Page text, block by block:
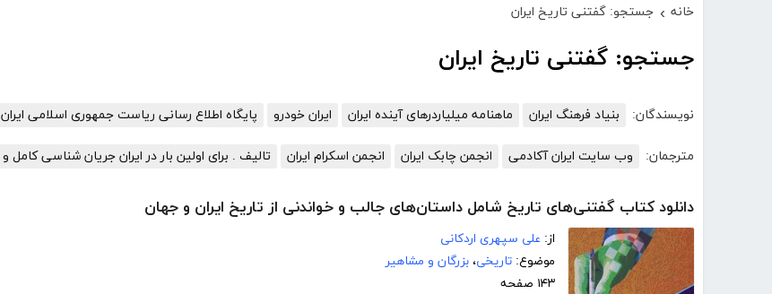
خانه › جستجو: گفتنی تاریخ ایران
جستجو: گفتنی تاریخ ایران
نویسندگان: بنیاد فرهنگ ایران ماهنامه میلیاردرهای آینده ایران ایران خودرو پایگاه اطلاع رسانی ریاست جمهوری اسلامی ایران
مترجمان: وب سایت ایران آکادمی انجمن چابک ایران انجمن اسکرام ایران تالیف . برای اولین بار در ایران جریان شناسی کامل و
دانلود کتاب گفتنی‌های تاریخ شامل داستان‌های جالب و خواندنی از تاریخ ایران و جهان
از: علی سپهری اردکانی
موضوع: تاریخی، بزرگان و مشاهیر
۱۴۳ صفحه